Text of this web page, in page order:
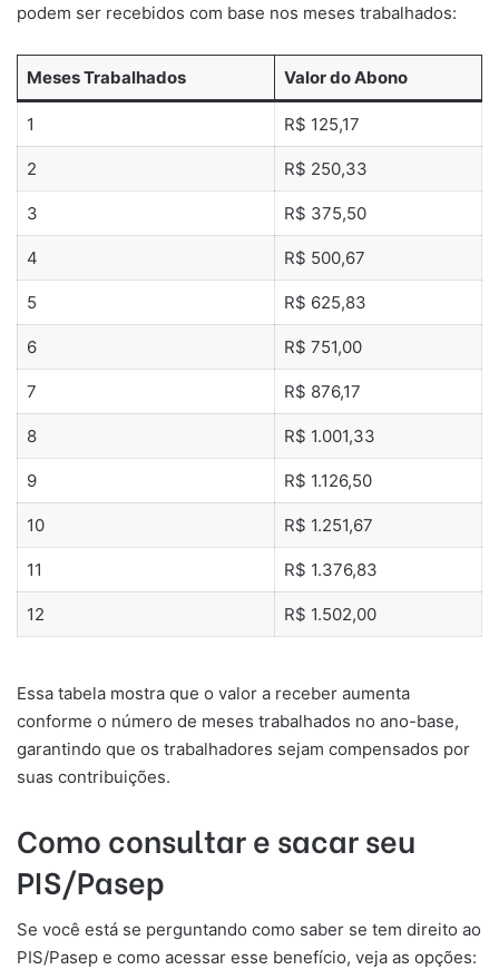
podem ser recebidos com base nos meses trabalhados:
Meses Trabalhados Valor do Abono
1 R$ 125,17
2 R$ 250,33
3 R$ 375,50
4 R$ 500,67
5 R$ 625,83
6 R$ 751,00
7 R$ 876,17
8 R$ 1.001,33
9 R$ 1.126,50
10 R$ 1.251,67
11 R$ 1.376,83
12 R$ 1.502,00
Essa tabela mostra que o valor a receber aumenta
conforme o número de meses trabalhados no ano-base,
garantindo que os trabalhadores sejam compensados por
suas contribuições.
Como consultar e sacar seu
PIS/Pasep
Se você está se perguntando como saber se tem direito ao
PIS/Pasep e como acessar esse benefício, veja as opções: